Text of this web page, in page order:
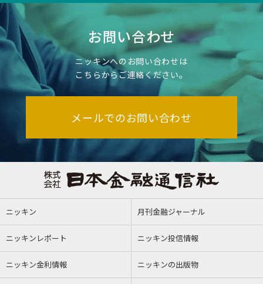
お問い合わせ
ニッキンへのお問い合わせは
こちらからご連絡ください。
メールでのお問い合わせ
ニッキン 月刊金融ジャーナル
ニッキンレポート ニッキン投信情報
ニッキン金利情報 ニッキンの出版物